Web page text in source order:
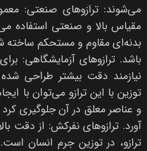
می‌شوند: ترازوهای صنعتی:
مقیاس بالا و صنعتی استفاده
بدنه‌ای مقاوم و مستحکم ساخته
باشد. ترازوهای آزمایشگاهی:
نیازمند دقت بیشتر طراحی
توزین با این ترازو می‌توان با
و عناصر معلق در آن جلوگیری
آورد. ترازوهای نفرکش: از دقت
ترازو، در توزین جرم انسان